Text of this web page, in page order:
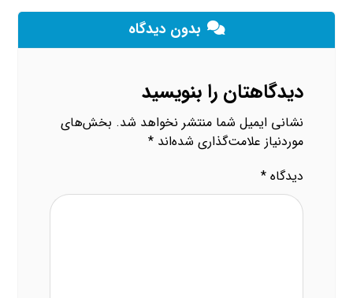
بدون دیدگاه
دیدگاهتان را بنویسید
نشانی ایمیل شما منتشر نخواهد شد. بخش‌های
موردنیاز علامت‌گذاری شده‌اند*
دیدگاه*